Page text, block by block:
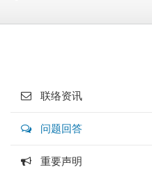
联络资讯
问题回答
重要声明